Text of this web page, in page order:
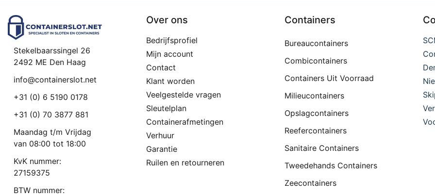
Stekelbaarssingel 26
2492 ME Den Haag
info@containerslot.net
+31 (0) 6 5190 0178
+31 (0) 70 3877 881
Maandag t/m Vrijdag
van 08:00 tot 18:00
KvK nummer:
27159375
BTW nummer:
Over ons
Bedrijfsprofiel
Mijn account
Contact
Klant worden
Veelgestelde vragen
Sleutelplan
Containerafmetingen
Verhuur
Garantie
Ruilen en retourneren
Containers
Bureaucontainers
Combicontainers
Containers Uit Voorraad
Milieucontainers
Opslagcontainers
Reefercontainers
Sanitaire Containers
Tweedehands Containers
Zeecontainers